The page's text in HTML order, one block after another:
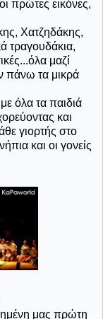
πρώτες εικόνες,
Χατζηδάκης,
τραγουδάκια,
μαζί
πάνω τα μικρά
όλα τα παιδιά
και
γιορτής στο
και οι γονείς
μας πρώτη